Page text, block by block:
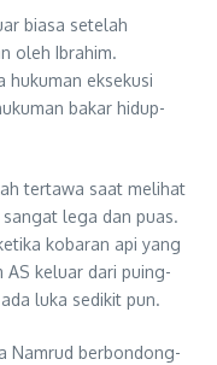
biasa setelah
oleh Ibrahim.
hukuman eksekusi
bakar hidup-
tertawa saat melihat
lega dan puas.
kobaran api yang
AS keluar dari puing-
luka sedikit pun.
Namrud berbondong-